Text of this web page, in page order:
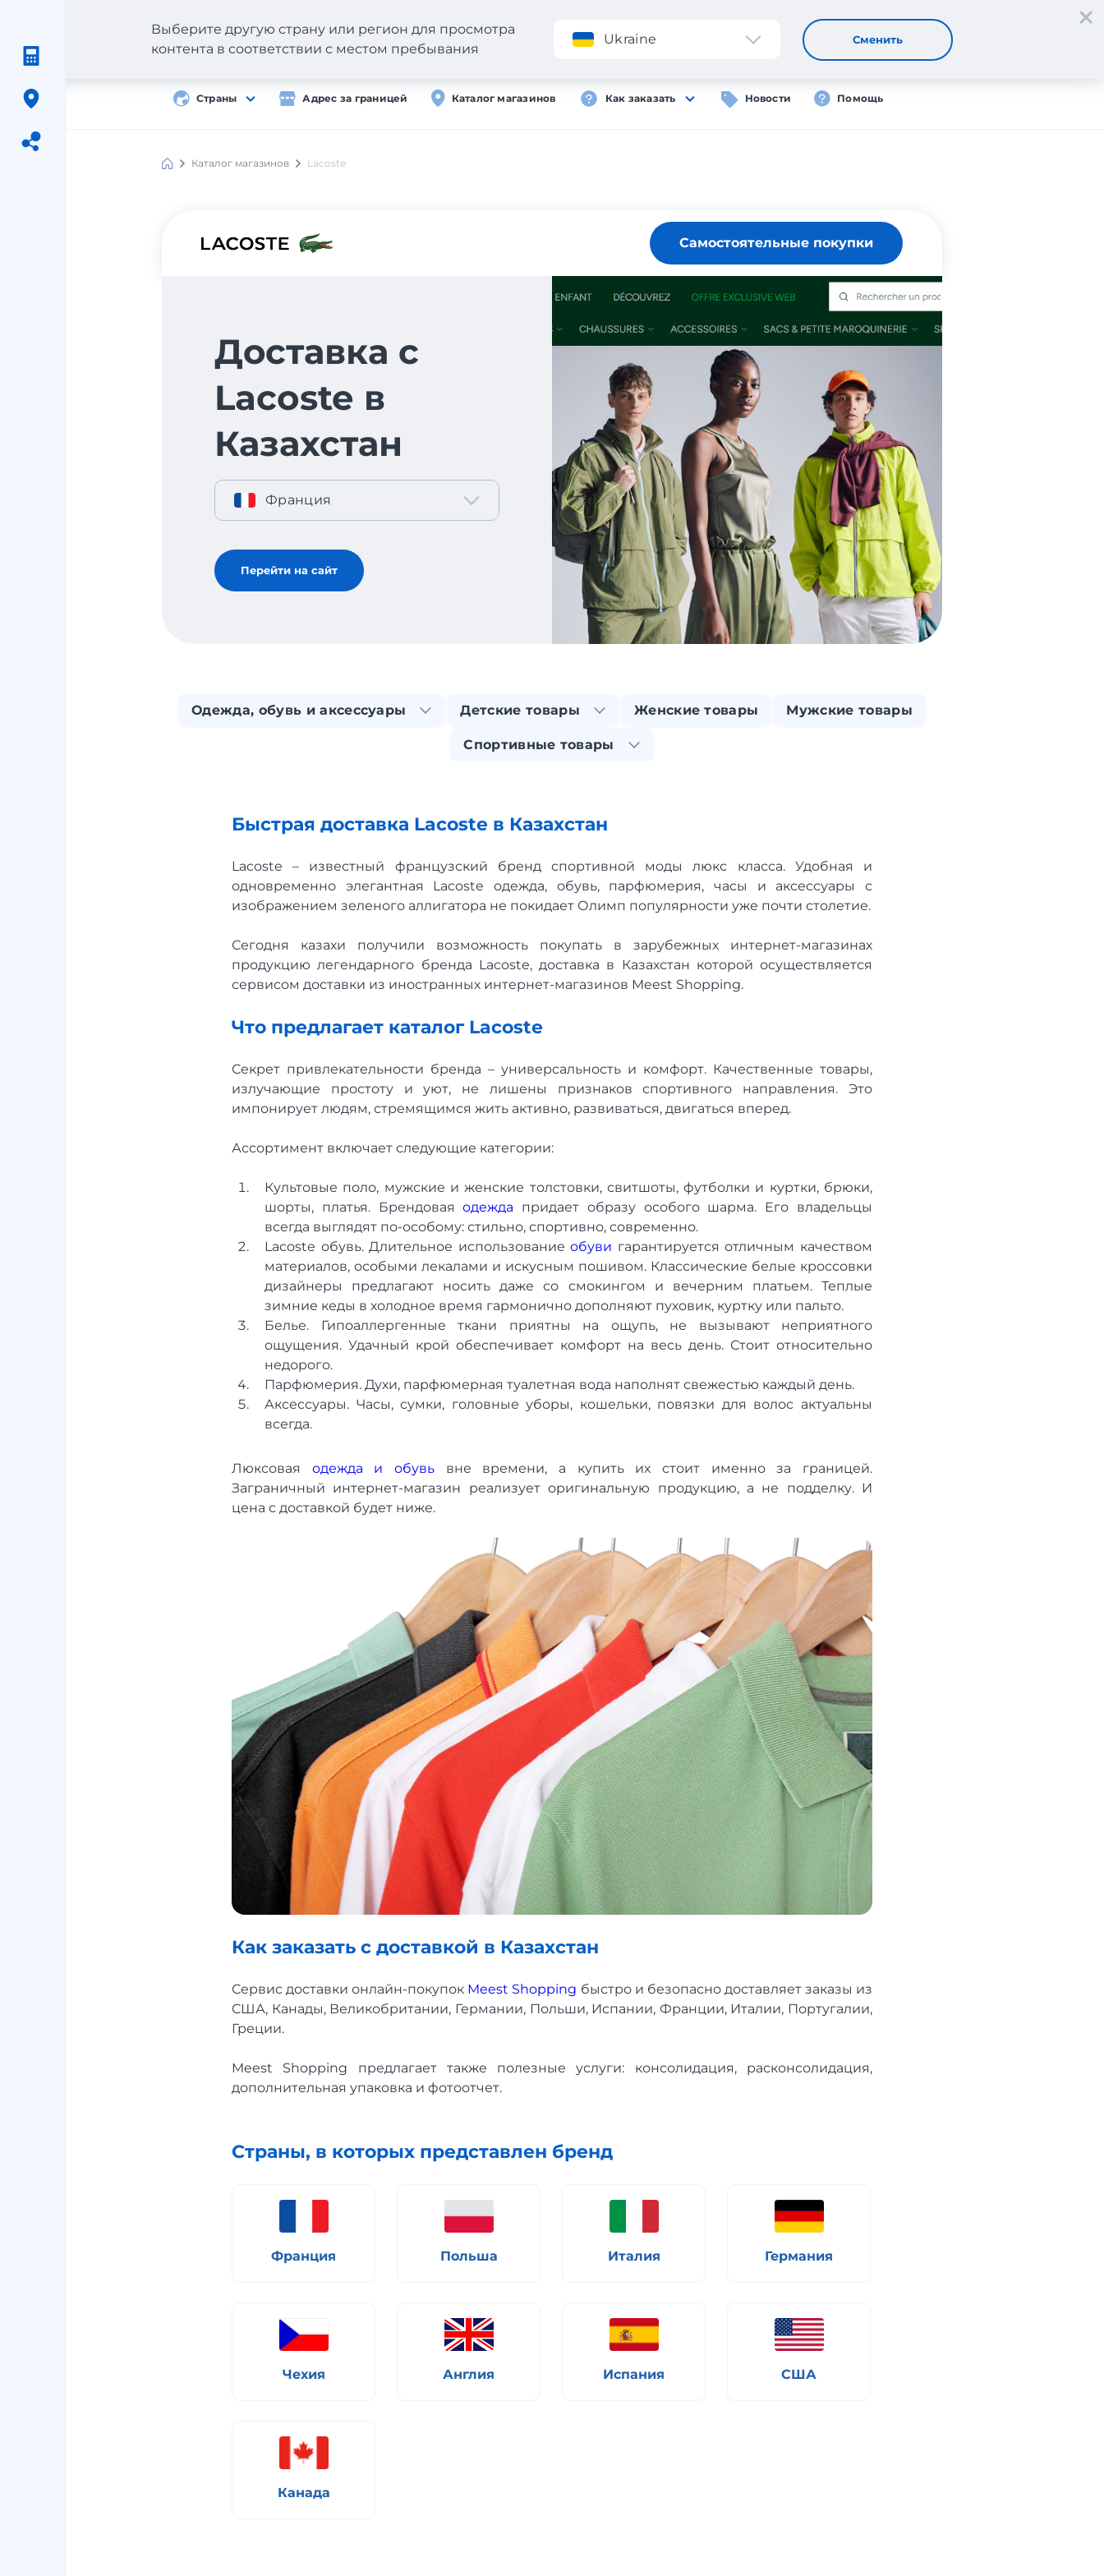
Регистрация
Страны Адрес за границей Каталог магазинов Как заказать Новости Помощь
Выберите другую страну или регион для просмотра
контента в соответствии с местом пребывания
Ukraine Сменить
Meest
Каталог магазинов Lacoste
Самостоятельные покупки
Доставка с
Lacoste в
Казахстан
Франция
Перейти на сайт
Одежда, обувь и аксессуары Детские товары Женские товары Мужские товары
Спортивные товары
Быстрая доставка Lacoste в Казахстан
Lacoste – известный французский бренд спортивной моды люкс класса. Удобная и
одновременно элегантная Lacoste одежда, обувь, парфюмерия, часы и аксессуары с
изображением зеленого аллигатора не покидает Олимп популярности уже почти столетие.
Сегодня казахи получили возможность покупать в зарубежных интернет-магазинах
продукцию легендарного бренда Lacoste, доставка в Казахстан которой осуществляется
сервисом доставки из иностранных интернет-магазинов Meest Shopping.
Что предлагает каталог Lacoste
Секрет привлекательности бренда – универсальность и комфорт. Качественные товары,
излучающие простоту и уют, не лишены признаков спортивного направления. Это
импонирует людям, стремящимся жить активно, развиваться, двигаться вперед.
Ассортимент включает следующие категории:
Культовые поло, мужские и женские толстовки, свитшоты, футболки и куртки, брюки,
шорты, платья. Брендоваяодежда придает образу особого шарма. Его владельцы
всегда выглядят по-особому: стильно, спортивно, современно.
Lacoste обувь. Длительное использованиеобуви гарантируется отличным качеством
материалов, особыми лекалами и искусным пошивом. Классические белые кроссовки
дизайнеры предлагают носить даже со смокингом и вечерним платьем. Теплые
зимние кеды в холодное время гармонично дополняют пуховик, куртку или пальто.
Белье. Гипоаллергенные ткани приятны на ощупь, не вызывают неприятного
ощущения. Удачный крой обеспечивает комфорт на весь день. Стоит относительно
недорого.
Парфюмерия. Духи, парфюмерная туалетная вода наполнят свежестью каждый день.
Аксессуары. Часы, сумки, головные уборы, кошельки, повязки для волос актуальны
всегда.
Люксовая одежда и обувь вне времени, а купить их стоит именно за границей.
Заграничный интернет-магазин реализует оригинальную продукцию, а не подделку. И
цена с доставкой будет ниже.
Как заказать с доставкой в ​​Казахстан
Сервис доставки онлайн-покупок Meest Shopping быстро и безопасно доставляет заказы из
США, Канады, Великобритании, Германии, Польши, Испании, Франции, Италии, Португалии,
Греции.
Meest Shopping предлагает также полезные услуги: консолидация, расконсолидация,
дополнительная упаковка и фотоотчет.
Страны, в которых представлен бренд
Франция Польша Италия Германия
Чехия Англия Испания США
Канада